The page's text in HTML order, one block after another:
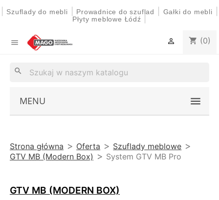
Szuflady do mebli Prowadnice do szuflad Gałki do mebli
Płyty meblowe Łódź
 shopping_cart (0)

search
MENU
Strona główna Oferta
Szuflady meblowe
GTV MB (Modern Box)
System GTV MB Pro
GTV MB (MODERN BOX)